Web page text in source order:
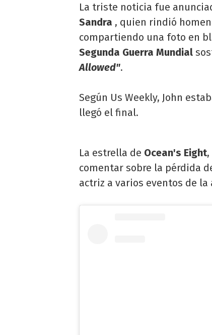
La triste noticia fue
Sandra , quien rindió
compartiendo una foto en
Segunda Guerra Mundial
Allowed".
Según Us Weekly, John
llegó el final.
La estrella de Ocean's Eight,
comentar sobre la pérdida
actriz a varios eventos de